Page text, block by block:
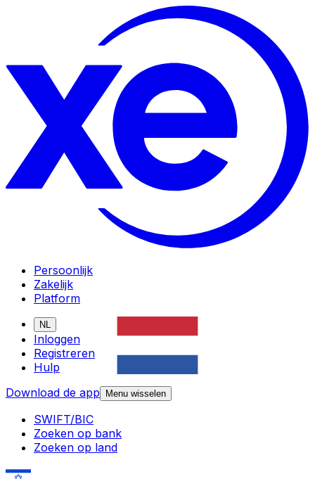
Persoonlijk
Zakelijk
Platform
NL
Inloggen
Registreren
Hulp
Download de app
Menu wisselen
SWIFT/BIC
Zoeken op bank
Zoeken op land